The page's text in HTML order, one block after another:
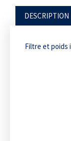
DESCRIPTION
Filtre et poids